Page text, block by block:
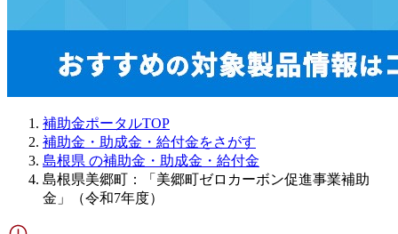
補助金ポータルTOP
補助金・助成金・給付金をさがす
島根県 の補助金・助成金・給付金
島根県美郷町：「美郷町ゼロカーボン促進事業補助
金」（令和7年度）